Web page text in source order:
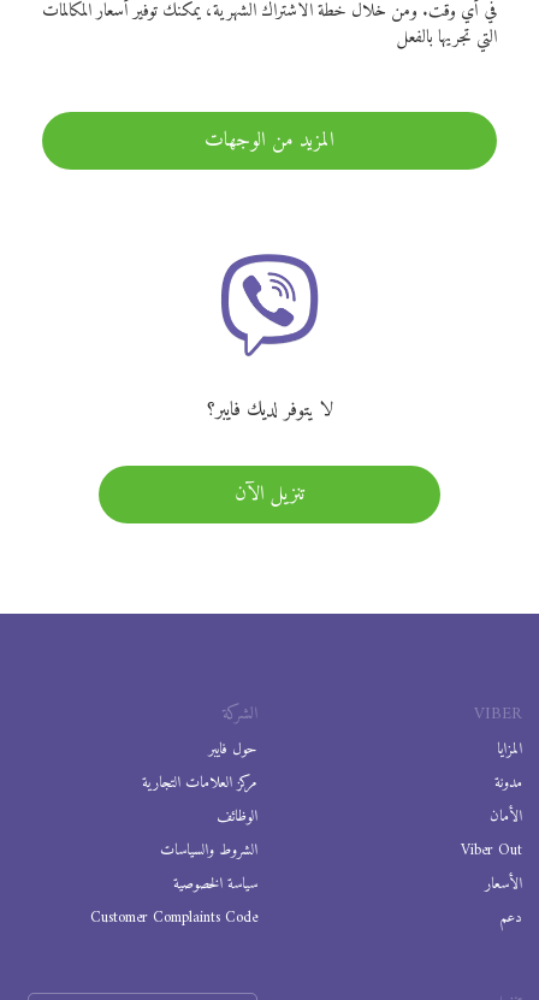
في أي وقت. ومن خلال خطة الاشتراك الشهرية، يمكنك توفير أسعار المكالمات
التي تجريها بالفعل
المزيد من الوجهات
لا يتوفر لديك فايبر؟
تنزيل الآن
VIBER
المزايا
مدونة
الأمان
Viber Out
الأسعار
دعم
الشركة
حول فايبر
مركز العلامات التجارية
الوظائف
الشروط والسياسات
سياسة الخصوصية
Customer Complaints Code